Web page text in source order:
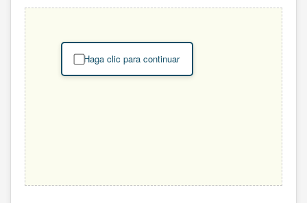
Haga clic para continuar